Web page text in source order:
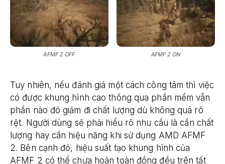
AFMF 2 OFF AFMF 2 ON
Tuy nhiên, nếu đánh giá một cách công tâm thì việc
có được khung hình cao thông qua phần mềm vẫn
phần nào đó giảm đi chất lượng dù không quá rõ
rệt. Người dùng sẽ phải hiểu rõ nhu cầu là cần chất
lượng hay cần hiệu năng khi sử dụng AMD AFMF
2. Bên cạnh đó, hiệu suất tạo khung hình của
AFMF 2 có thể chưa hoàn toàn đồng đều trên tất